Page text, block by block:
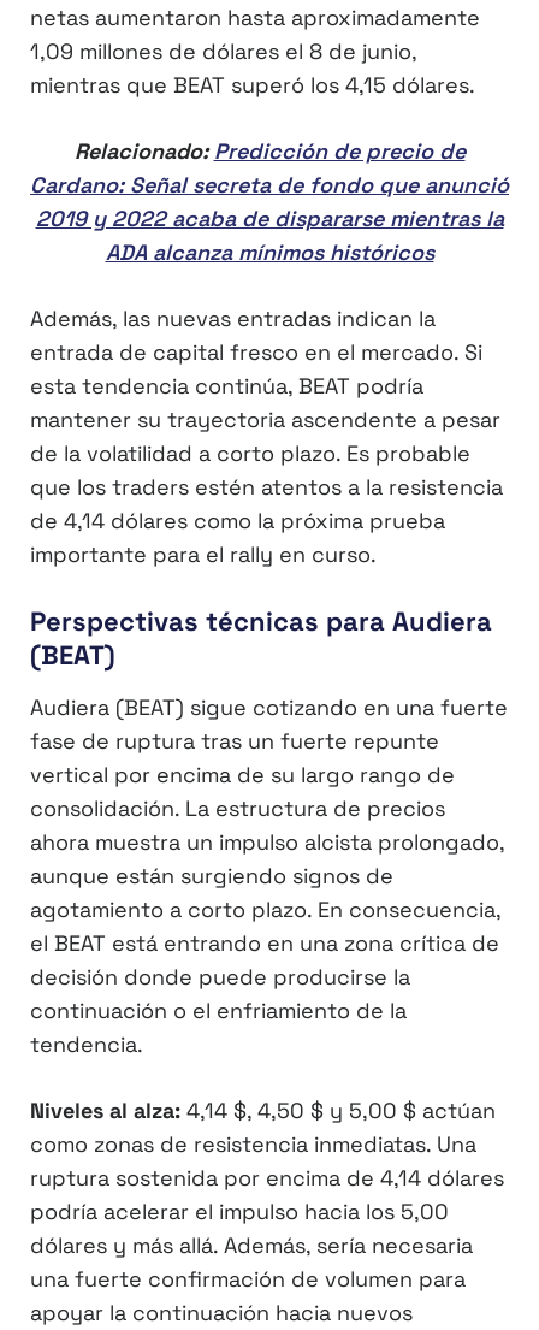
netas aumentaron hasta aproximadamente
1,09 millones de dólares el 8 de junio,
mientras que BEAT superó los 4,15 dólares.
Relacionado:Predicción de precio de
Cardano: Señal secreta de fondo que anunció
2019 y 2022 acaba de dispararse mientras la
ADA alcanza mínimos históricos
Además, las nuevas entradas indican la
entrada de capital fresco en el mercado. Si
esta tendencia continúa, BEAT podría
mantener su trayectoria ascendente a pesar
de la volatilidad a corto plazo. Es probable
que los traders estén atentos a la resistencia
de 4,14 dólares como la próxima prueba
importante para el rally en curso.
Perspectivas técnicas para Audiera
(BEAT)
Audiera (BEAT) sigue cotizando en una fuerte
fase de ruptura tras un fuerte repunte
vertical por encima de su largo rango de
consolidación. La estructura de precios
ahora muestra un impulso alcista prolongado,
aunque están surgiendo signos de
agotamiento a corto plazo. En consecuencia,
el BEAT está entrando en una zona crítica de
decisión donde puede producirse la
continuación o el enfriamiento de la
tendencia.
Niveles al alza: 4,14 $, 4,50 $ y 5,00 $ actúan
como zonas de resistencia inmediatas. Una
ruptura sostenida por encima de 4,14 dólares
podría acelerar el impulso hacia los 5,00
dólares y más allá. Además, sería necesaria
una fuerte confirmación de volumen para
apoyar la continuación hacia nuevos